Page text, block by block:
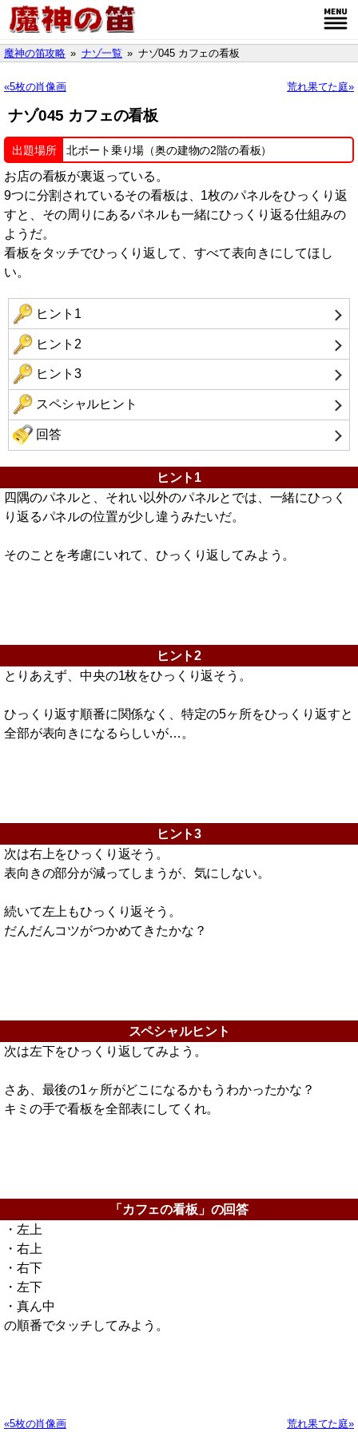
魔神の笛攻略 ナゾ一覧 ナゾ045 カフェの看板
5枚の肖像画 荒れ果てた庭
ナゾ045 カフェの看板
出題場所 北ボート乗り場（奥の建物の2階の看板）
お店の看板が裏返っている。
9つに分割されているその看板は、1枚のパネルをひっくり返
すと、その周りにあるパネルも一緒にひっくり返る仕組みの
ようだ。
看板をタッチでひっくり返して、すべて表向きにしてほし
い。
ヒント1
ヒント2
ヒント3
スペシャルヒント
回答
ヒント1
四隅のパネルと、それい以外のパネルとでは、一緒にひっく
り返るパネルの位置が少し違うみたいだ。
そのことを考慮にいれて、ひっくり返してみよう。
ヒント2
とりあえず、中央の1枚をひっくり返そう。
ひっくり返す順番に関係なく、特定の5ヶ所をひっくり返すと
全部が表向きになるらしいが…。
ヒント3
次は右上をひっくり返そう。
表向きの部分が減ってしまうが、気にしない。
続いて左上もひっくり返そう。
だんだんコツがつかめてきたかな？
スペシャルヒント
次は左下をひっくり返してみよう。
さあ、最後の1ヶ所がどこになるかもうわかったかな？
キミの手で看板を全部表にしてくれ。
「カフェの看板」の回答
・左上
・右上
・右下
・左下
・真ん中
の順番でタッチしてみよう。
5枚の肖像画 荒れ果てた庭